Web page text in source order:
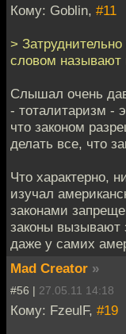
Кому: Goblin, #11
>
словом называют
Слышал очень
- тоталитаризм -
что законом
делать все, что
Что характерно,
изучал
законами
законы вызывают
даже у самих
Mad Creator »
#56 | 27.05.11 14:18
Кому: FzeulF, #19